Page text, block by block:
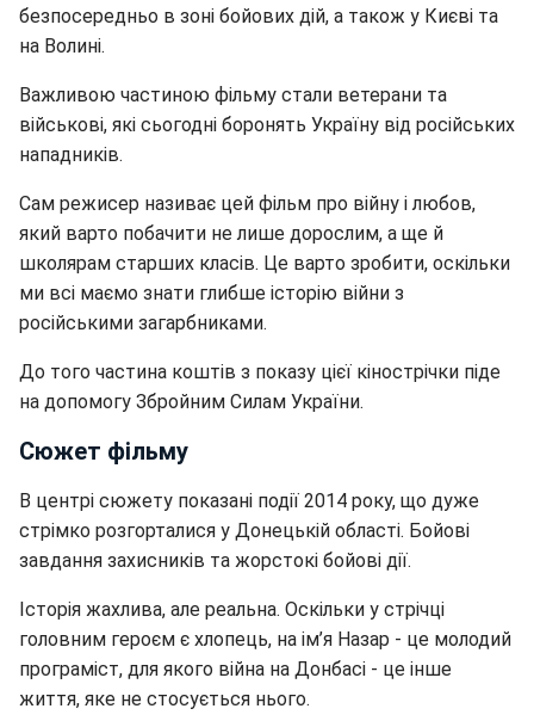
безпосередньо в зоні бойових дій, а також у Києві та
на Волині.
Важливою частиною фільму стали ветерани та
військові, які сьогодні боронять Україну від російських
нападників.
Сам режисер називає цей фільм про війну і любов,
який варто побачити не лише дорослим, а ще й
школярам старших класів. Це варто зробити, оскільки
ми всі маємо знати глибше історію війни з
російськими загарбниками.
До того частина коштів з показу цієї кінострічки піде
на допомогу Збройним Силам України.
Сюжет фільму
В центрі сюжету показані події 2014 року, що дуже
стрімко розгорталися у Донецькій області. Бойові
завдання захисників та жорстокі бойові дії.
Історія жахлива, але реальна. Оскільки у стрічці
головним героєм є хлопець, на ім’я Назар - це молодий
програміст, для якого війна на Донбасі - це інше
життя, яке не стосується нього.